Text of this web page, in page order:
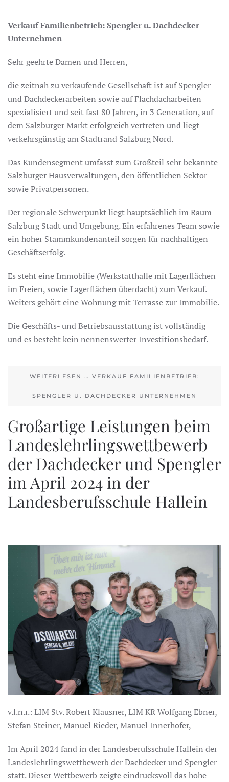
Verkauf Familienbetrieb: Spengler u. Dachdecker
Unternehmen
Sehr geehrte Damen und Herren,
die zeitnah zu verkaufende Gesellschaft ist auf Spengler
und Dachdeckerarbeiten sowie auf Flachdacharbeiten
spezialisiert und seit fast 80 Jahren, in 3 Generation, auf
dem Salzburger Markt erfolgreich vertreten und liegt
verkehrsgünstig am Stadtrand Salzburg Nord.
Das Kundensegment umfasst zum Großteil sehr bekannte
Salzburger Hausverwaltungen, den öffentlichen Sektor
sowie Privatpersonen.
Der regionale Schwerpunkt liegt hauptsächlich im Raum
Salzburg Stadt und Umgebung. Ein erfahrenes Team sowie
ein hoher Stammkundenanteil sorgen für nachhaltigen
Geschäftserfolg.
Es steht eine Immobilie (Werkstatthalle mit Lagerflächen
im Freien, sowie Lagerflächen überdacht) zum Verkauf.
Weiters gehört eine Wohnung mit Terrasse zur Immobilie.
Die Geschäfts- und Betriebsausstattung ist vollständig
und es besteht kein nennenswerter Investitionsbedarf.
WEITERLESEN … VERKAUF FAMILIENBETRIEB:
SPENGLER U. DACHDECKER UNTERNEHMEN
Großartige Leistungen beim
Landeslehrlingswettbewerb
der Dachdecker und Spengler
im April 2024 in der
Landesberufsschule Hallein
v.l.n.r.: LIM Stv. Robert Klausner, LIM KR Wolfgang Ebner,
Stefan Steiner, Manuel Rieder, Manuel Innerhofer,
Im April 2024 fand in der Landesberufsschule Hallein der
Landeslehrlingswettbewerb der Dachdecker und Spengler
statt. Dieser Wettbewerb zeigte eindrucksvoll das hohe